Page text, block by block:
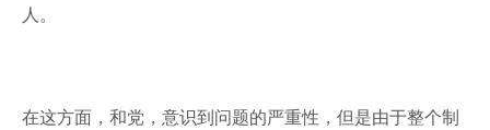
人。
在这方面，和党，意识到问题的严重性，但是由于整个制